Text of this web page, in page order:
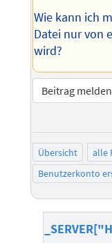
Wie kann ich
Datei nur von
wird?
Beitrag melden
Übersicht alle
Benutzerkonto